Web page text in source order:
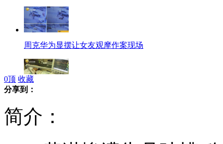
周克华为显摆让女友观摩作案现场
0顶 收藏
分享到：
简介：